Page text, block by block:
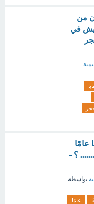
من
في
عامًا
؟ -
بواسطة
عامًا